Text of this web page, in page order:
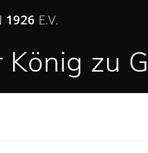
1926 E.V.
König zu